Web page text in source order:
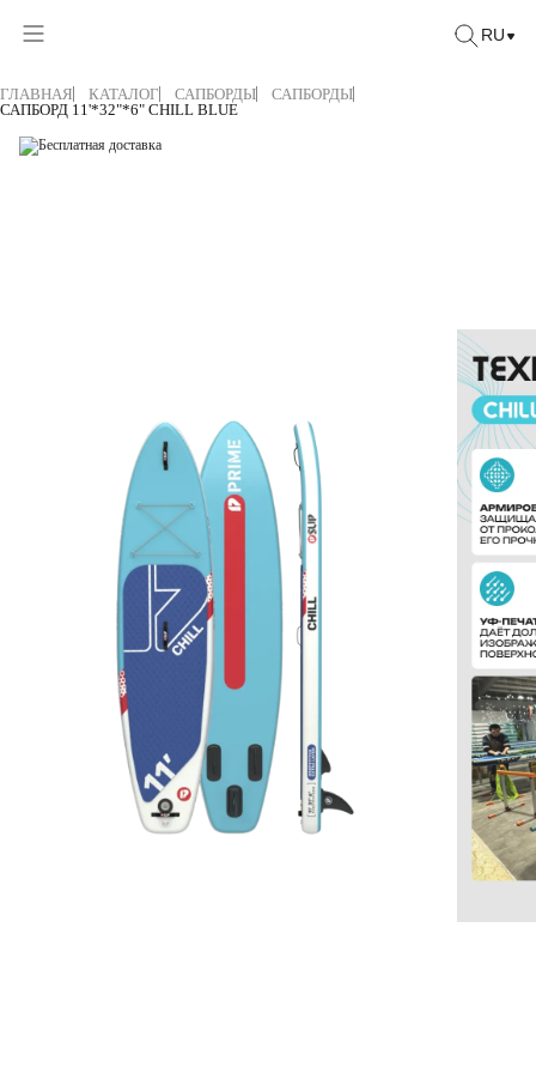
RU
ГЛАВНАЯ КАТАЛОГ САПБОРДЫ
САПБОРДЫ
САПБОРД 11'*32"*6" CHILL BLUE